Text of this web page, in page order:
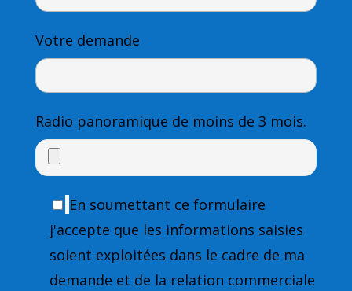
Votre demande
Radio panoramique de moins de 3 mois.
En soumettant ce formulaire
j'accepte que les informations saisies
soient exploitées dans le cadre de ma
demande et de la relation commerciale